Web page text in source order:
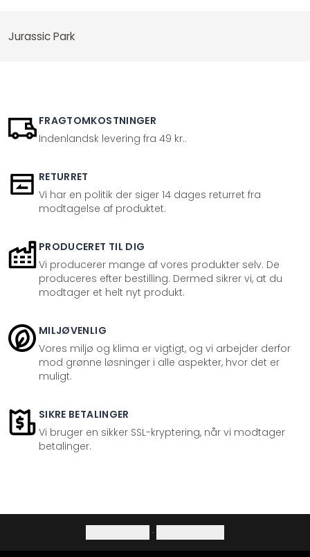
Jurassic Park
FRAGTOMKOSTNINGER
Indenlandsk levering fra 49 kr..
RETURRET
Vi har en politik der siger 14 dages returret fra
modtagelse af produktet.
PRODUCERET TIL DIG
Vi producerer mange af vores produkter selv. De
produceres efter bestilling. Dermed sikrer vi, at du
modtager et helt nyt produkt.
MILJØVENLIG
Vores miljø og klima er vigtigt, og vi arbejder derfor
mod grønne løsninger i alle aspekter, hvor det er
muligt.
SIKRE BETALINGER
Vi bruger en sikker SSL-kryptering, når vi modtager
betalinger.
·